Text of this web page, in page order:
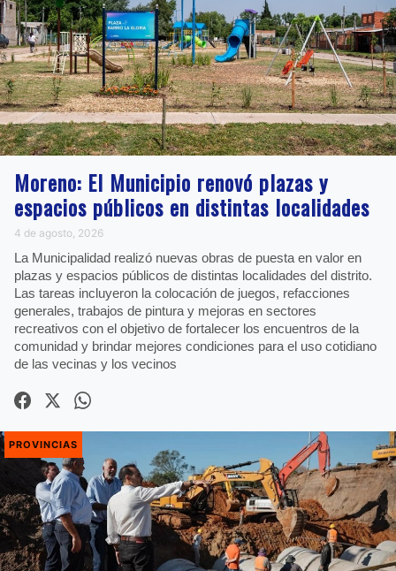
Moreno: El Municipio renovó plazas y
espacios públicos en distintas localidades
4 de agosto, 2026
La Municipalidad realizó nuevas obras de puesta en valor en
plazas y espacios públicos de distintas localidades del distrito.
Las tareas incluyeron la colocación de juegos, refacciones
generales, trabajos de pintura y mejoras en sectores
recreativos con el objetivo de fortalecer los encuentros de la
comunidad y brindar mejores condiciones para el uso cotidiano
de las vecinas y los vecinos
PROVINCIAS